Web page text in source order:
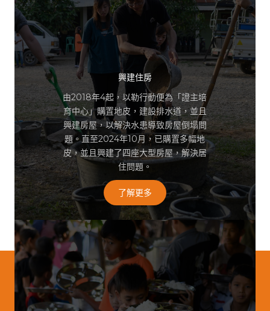
興建住房
由2018年4起，以勒行動便為「證主培
育中心」購置地皮，建設排水道，並且
興建房屋，以解決水患導致房屋倒塌問
題。直至2024年10月，已購置多幅地
皮，並且興建了四座大型房屋，解決居
住問題。
了解更多